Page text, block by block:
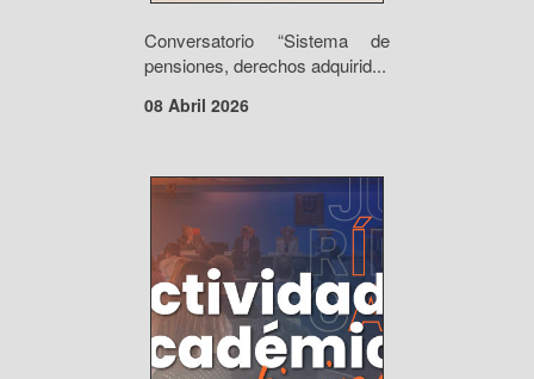
Conversatorio “Sistema de
pensiones, derechos adquirid...
08 Abril 2026